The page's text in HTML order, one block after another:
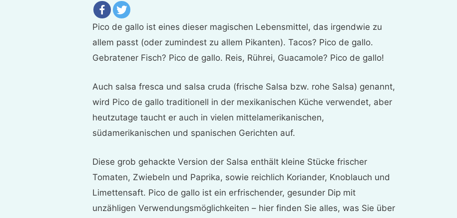
Pico de gallo ist eines dieser magischen Lebensmittel, das irgendwie zu
allem passt (oder zumindest zu allem Pikanten). Tacos? Pico de gallo.
Gebratener Fisch? Pico de gallo. Reis, Rührei, Guacamole? Pico de gallo!
Auch salsa fresca und salsa cruda (frische Salsa bzw. rohe Salsa) genannt,
wird Pico de gallo traditionell in der mexikanischen Küche verwendet, aber
heutzutage taucht er auch in vielen mittelamerikanischen,
südamerikanischen und spanischen Gerichten auf.
Diese grob gehackte Version der Salsa enthält kleine Stücke frischer
Tomaten, Zwiebeln und Paprika, sowie reichlich Koriander, Knoblauch und
Limettensaft. Pico de gallo ist ein erfrischender, gesunder Dip mit
unzähligen Verwendungsmöglichkeiten – hier finden Sie alles, was Sie über